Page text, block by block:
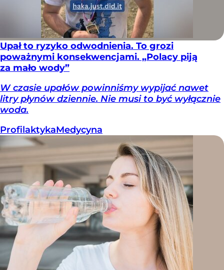
Upał to ryzyko odwodnienia. To grozi
poważnymi konsekwencjami. „Polacy piją
za mało wody”
W czasie upałów powinniśmy wypijać nawet
litry płynów dziennie. Nie musi to być wyłącznie
woda.
ProfilaktykaMedycyna